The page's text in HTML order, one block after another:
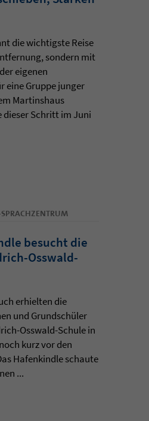
die wichtigste Reise
sondern mit
eigenen
eine Gruppe junger
Martinshaus
Schritt im Juni
besucht die
Osswald-
erhielten die
und Grundschüler
Osswald-Schule in
kurz vor den
Hafenkindle schaute
...